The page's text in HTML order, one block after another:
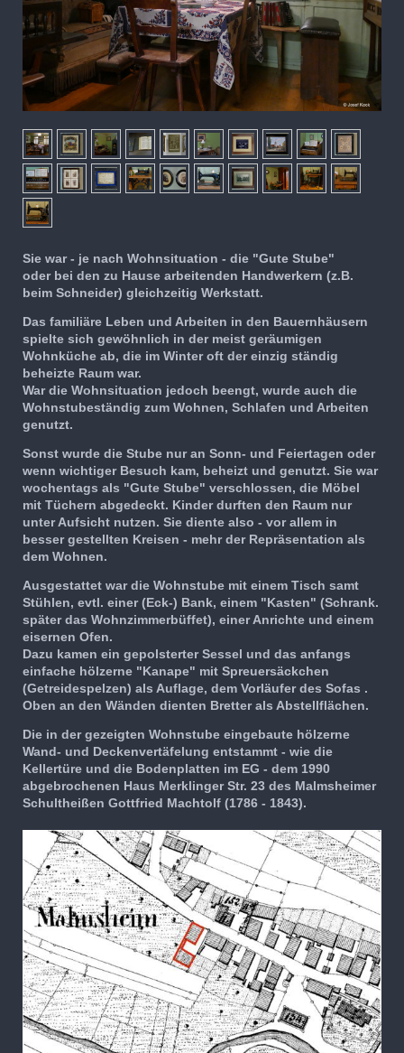
Sie war - je nach Wohnsituation - die "Gute Stube"
oder bei den zu Hause arbeitenden Handwerkern (z.B.
beim Schneider) gleichzeitig Werkstatt.
Das familiäre Leben und Arbeiten in den Bauernhäusern
spielte sich gewöhnlich in der meist geräumigen
Wohnküche ab, die im Winter oft der einzig ständig
beheizte Raum war.
War die Wohnsituation jedoch beengt, wurde auch die
Wohnstubeständig zum Wohnen, Schlafen und Arbeiten
genutzt.
Sonst wurde die Stube nur an Sonn- und Feiertagen oder
wenn wichtiger Besuch kam, beheizt und genutzt. Sie war
wochentags als "Gute Stube" verschlossen, die Möbel
mit Tüchern abgedeckt. Kinder durften den Raum nur
unter Aufsicht nutzen. Sie diente also - vor allem in
besser gestellten Kreisen - mehr der Repräsentation als
dem Wohnen.
Ausgestattet war die Wohnstube mit einem Tisch samt
Stühlen, evtl. einer (Eck-) Bank, einem "Kasten" (Schrank.
später das Wohnzimmerbüffet), einer Anrichte und einem
eisernen Ofen.
Dazu kamen ein gepolsterter Sessel und das anfangs
einfache hölzerne "Kanape" mit Spreuersäckchen
(Getreidespelzen) als Auflage, dem Vorläufer des Sofas .
Oben an den Wänden dienten Bretter als Abstellflächen.
Die in der gezeigten Wohnstube eingebaute hölzerne
Wand- und Deckenvertäfelung entstammt - wie die
Kellertüre und die Bodenplatten im EG - dem 1990
abgebrochenen Haus Merklinger Str. 23 des Malmsheimer
Schultheißen Gottfried Machtolf (1786 - 1843).